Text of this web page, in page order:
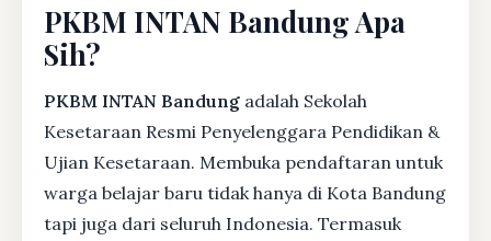
PKBM INTAN Bandung Apa
Sih?
PKBM INTAN Bandung adalah Sekolah
Kesetaraan Resmi Penyelenggara Pendidikan &
Ujian Kesetaraan. Membuka pendaftaran untuk
warga belajar baru tidak hanya di Kota Bandung
tapi juga dari seluruh Indonesia. Termasuk